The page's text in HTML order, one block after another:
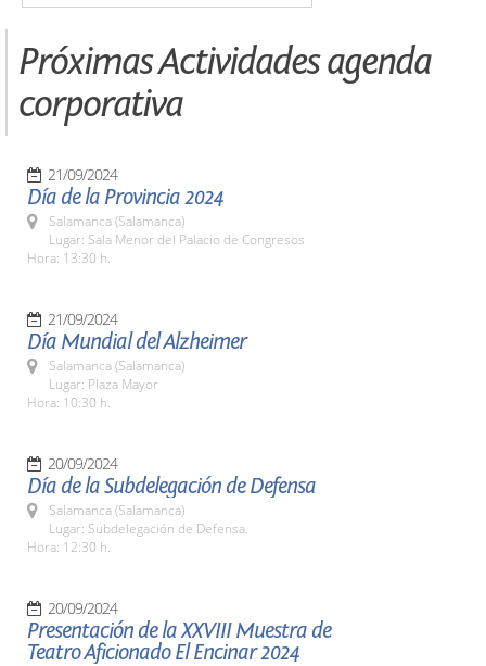
Próximas Actividades agenda
corporativa
21/09/2024
Día de la Provincia 2024
Salamanca (Salamanca)
Lugar: Sala Menor del Palacio de Congresos
Hora: 13:30 h.
21/09/2024
Día Mundial del Alzheimer
Salamanca (Salamanca)
Lugar: Plaza Mayor
Hora: 10:30 h.
20/09/2024
Día de la Subdelegación de Defensa
Salamanca (Salamanca)
Lugar: Subdelegación de Defensa.
Hora: 12:30 h.
20/09/2024
Presentación de la XXVIII Muestra de
Teatro Aficionado El Encinar 2024